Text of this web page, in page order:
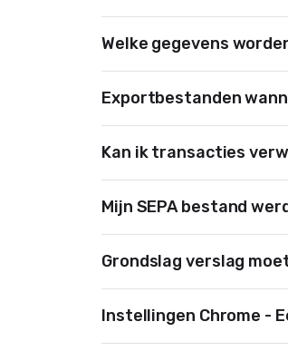
Welke gegevens
Exportbestanden
Kan ik transacties
Mijn SEPA bestand
Grondslag verslag
Instellingen Chrome -